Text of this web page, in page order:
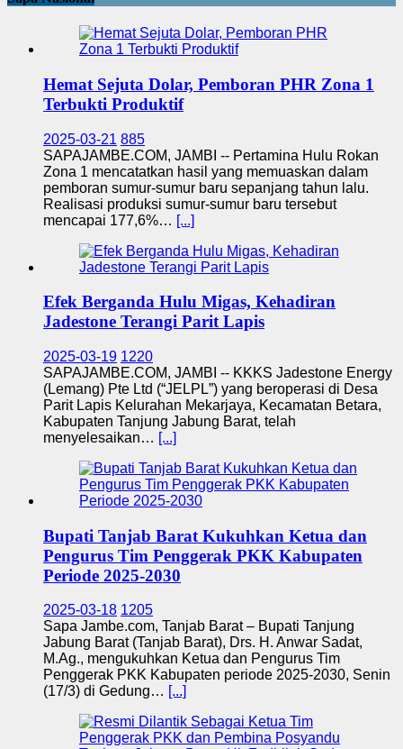
Hemat Sejuta Dolar, Pemboran PHR Zona 1
Terbukti Produktif
2025-03-21 885
SAPAJAMBE.COM, JAMBI -- Pertamina Hulu Rokan
Zona 1 mencatatkan hasil yang memuaskan dalam
pemboran sumur-sumur baru sepanjang tahun lalu.
Realisasi produksi sumur-sumur baru tersebut
mencapai 177,6%… [...]
Efek Berganda Hulu Migas, Kehadiran
Jadestone Terangi Parit Lapis
2025-03-19 1220
SAPAJAMBE.COM, JAMBI -- KKKS Jadestone Energy
(Lemang) Pte Ltd (“JELPL”) yang beroperasi di Desa
Parit Lapis Kelurahan Mekarjaya, Kecamatan Betara,
Kabupaten Tanjung Jabung Barat, telah
menyelesaikan… [...]
Bupati Tanjab Barat Kukuhkan Ketua dan
Pengurus Tim Penggerak PKK Kabupaten
Periode 2025-2030
2025-03-18 1205
Sapa Jambe.com, Tanjab Barat – Bupati Tanjung
Jabung Barat (Tanjab Barat), Drs. H. Anwar Sadat,
M.Ag., mengukuhkan Ketua dan Pengurus Tim
Penggerak PKK Kabupaten periode 2025-2030, Senin
(17/3) di Gedung… [...]